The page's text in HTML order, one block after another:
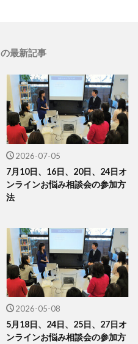
の最新記事
2026-07-05
7月10日、16日、20日、24日オ
ンラインお悩み相談会の参加方
法
2026-05-08
5月18日、24日、25日、27日オ
ンラインお悩み相談会の参加方